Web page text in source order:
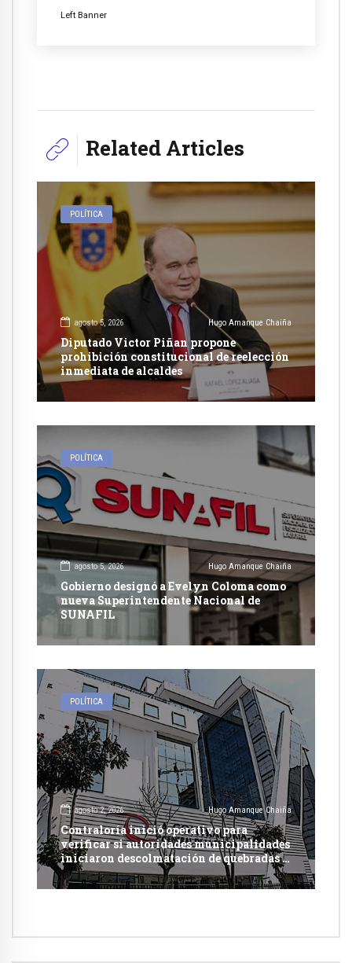
Left Banner
Related Articles
POLÍTICA
agosto 5, 2026 Hugo Amanque Chaiña
Diputado Victor Piñan propone
prohibición constitucional de reelección
inmediata de alcaldes
POLÍTICA
agosto 5, 2026 Hugo Amanque Chaiña
Gobierno designó a Evelyn Coloma como
nueva Superintendente Nacional de
SUNAFIL
POLÍTICA
agosto 2, 2026 Hugo Amanque Chaiña
Contraloría inició operativo para
verificar si autoridades municipalidades
iniciaron descolmatación de quebradas y
ríos ante Fenómeno del Niño